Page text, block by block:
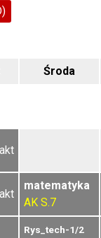
Środa
matematyka
AK S.7
Rys_tech-1/2